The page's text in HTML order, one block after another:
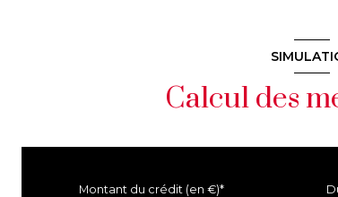
Calcul des
Montant du crédit (en €)*